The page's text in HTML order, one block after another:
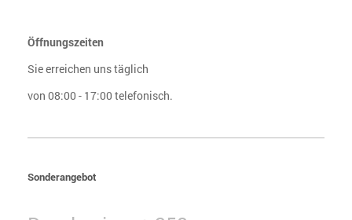
Öffnungszeiten
Sie erreichen uns täglich
von 08:00 - 17:00 telefonisch.
Sonderangebot